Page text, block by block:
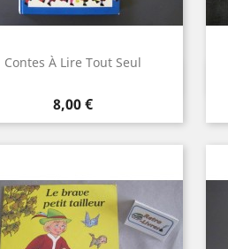
Contes À Lire Tout Seul
Prix
8,00 €